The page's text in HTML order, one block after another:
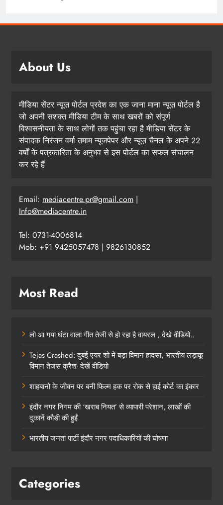
About Us
मीडिया सेंटर न्यूज़ पोर्टल प्रदेश का एक जाना माना न्यूज़ पोर्टल है
जो अपनी सशक्त मीडिया टीम के साथ खबरों को संपूर्ण
विश्वसनीयता के साथ लोगों तक पहुंचा रहा है मीडिया सेंटर के
संपादक निरंजन वर्मा तमाम न्यूजपेपर और न्यूज़ चैनल के अपने 22
वर्षों के पत्रकारिता के अनुभव से इस पोर्टल का सफल संचालन
कर रहे हैं
Email: mediacentre.pr@gmail.com |
Info@mediacentre.in
Tel: 0731-4006814
Mob: +91 9425057478 | 9826130852
Most Read
लो आ गया घंटा वाला गीत तेजी से हो रहा है वायरल , देखे वीडियो..
Tejas Crashed: दुबई एयर शो में बड़ा विमान हादसा, भारतीय लड़ाकू
विमान तेजस क्रैश- देखें वीडियो
शाहबानो के जीवन पर बनी फिल्म हक पर रोक से हाई कोर्ट का इंकार
इंदौर नगर निगम की ‘खराब नियत’ से व्यापारी परेशान, लाखों की
दुकानें कौडी की हुईं
भारतीय जनता पार्टी इंदौर नगर पदाधिकारियों की घोषणा
Categories